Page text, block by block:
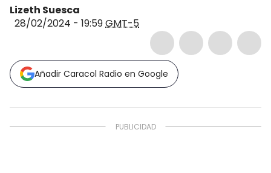
Lizeth Suesca
28/02/2024 - 19:59GMT-5
Añadir Caracol Radio en Google